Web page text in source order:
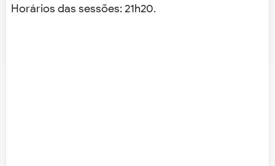
Horários das sessões: 21h20.